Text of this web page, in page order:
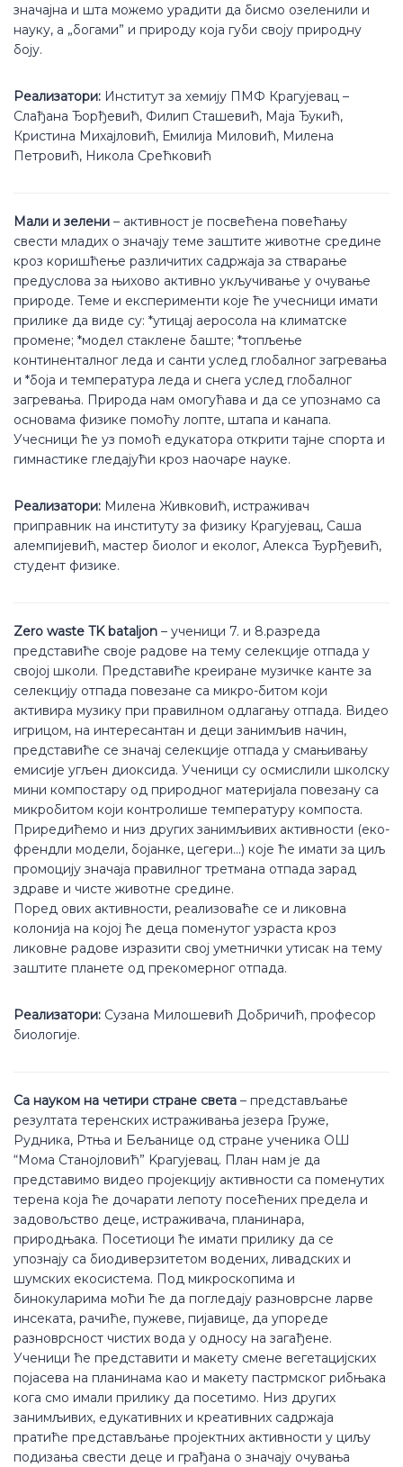
значајна и шта можемо урадити да бисмо озеленили и
науку, а „богами” и природу која губи своју природну
боју.
Реализатори: Институт за хемију ПМФ Крагујевац –
Слађана Ђорђевић, Филип Сташевић, Маја Ђукић,
Кристина Михајловић, Емилија Миловић, Милена
Петровић, Никола Срећковић
Мали и зелени – активност је посвећена повећању
свести младих о значају теме заштите животне средине
кроз коришћење различитих садржаја за стварање
предуслова за њихово активно укључивање у очување
природе. Теме и експерименти које ће учесници имати
прилике да виде су: *утицај аеросола на климатске
промене; *модел стаклене баште; *топљење
континенталног леда и санти услед глобалног загревања
и *боја и температура леда и снега услед глобалног
загревања. Природа нам омогућава и да се упознамо са
основама физике помоћу лопте, штапа и канапа.
Учесници ће уз помоћ едукатора открити тајне спорта и
гимнастике гледајући кроз наочаре науке.
Реализатори: Милена Живковић, истраживач
приправник на институту за физику Крагујевац, Саша
алемпијевић, мастер биолог и еколог, Алекса Ђурђевић,
студент физике.
Zero waste TK bataljon – ученици 7. и 8.разреда
представиће своје радове на тему селекције отпада у
својој школи. Представиће креиране музичке канте за
селекцију отпада повезане са микро-битом који
активира музику при правилном одлагању отпада. Видео
игрицом, на интересантан и деци занимљив начин,
представиће се значај селекције отпада у смањивању
емисије угљен диоксида. Ученици су осмислили школску
мини компостару од природног материјала повезану са
микробитом који контролише температуру компоста.
Приредићемо и низ других занимљивих активности (еко-
френдли модели, бојанке, цегери…) које ће имати за циљ
промоцију значаја правилног третмана отпада зарад
здраве и чисте животне средине.
Поред ових активности, реализоваће се и ликовна
колонија на којој ће деца поменутог узраста кроз
ликовне радове изразити свој уметнички утисак на тему
заштите планете од прекомерног отпада.
Реализатори: Сузана Милошевић Добричић, професор
биологије.
Са науком на четири стране света – представљање
резултата теренских истраживања језера Груже,
Рудника, Ртња и Бељанице од стране ученика ОШ
“Мома Станојловић” Kрагујевац. План нам је да
представимо видео пројекцију активности са поменутих
терена која ће дочарати лепоту посећених предела и
задовољство деце, истраживача, планинара,
природњака. Посетиоци ће имати прилику да се
упознају са биодиверзитетом водених, ливадских и
шумских екосистема. Под микроскопима и
бинокуларима моћи ће да погледају разноврсне ларве
инсеката, рачиће, пужеве, пијавице, да упореде
разноврсност чистих вода у односу на загађене.
Ученици ће представити и макету смене вегетацијских
појасева на планинама као и макету пастрмског рибњака
кога смо имали прилику да посетимо. Низ других
занимљивих, едукативних и креативних садржаја
пратиће представљање пројектних активности у циљу
подизања свести деце и грађана о значају очувања